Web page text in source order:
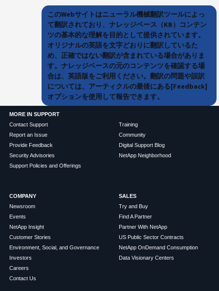
このWebサイトはニューラル機械翻訳ツールによっ
て翻訳されており、ナレッジベース（KB）コンテン
ツの基本的な理解を目的として提供されています。
オリジナルの英語を文字どおりに翻訳しているた
め、正確ではない翻訳が含まれている場合がありま
す。ナレッジベースの元のコンテンツを確認する場
合は、英語版をご利用ください。翻訳の問題や誤訳
については、アーティクルの最後にある[Feedback]
オプションを使用して報告できます。
MORE IN SUPPORT
Contact Support
Report an Issue
Provide Feedback
Security Advisories
Support Policies and Offerings
Training
Community
Digital Support Blog
NetApp Neighborhood
COMPANY
Newsroom
Events
NetApp Insight
Customer Stories
Environment, Social, and Governance
Investors
Careers
Contact Us
SALES
Try and Buy
Find A Partner
Partner With NetApp
US Public Sector Contracts
NetApp OnDemand Consumption
Data Visionary Centers